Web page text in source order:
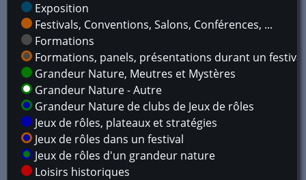
Exposition
Festivals, Conventions, Salons, Conférences, ...
Formations
Formations, panels, présentations durant un festival
Grandeur Nature, Meutres et Mystères
Grandeur Nature - Autre
Grandeur Nature de clubs de Jeux de rôles
Jeux de rôles, plateaux et stratégies
Jeux de rôles dans un festival
Jeux de rôles d'un grandeur nature
Loisirs historiques